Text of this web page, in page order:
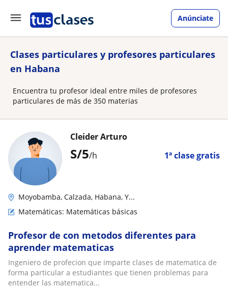
Anúnciate
Clases particulares y profesores particulares
en Habana
Encuentra tu profesor ideal entre miles de profesores
particulares de más de 350 materias
S/5/h 1ª clase gratis
Cleider Arturo
Moyobamba, Calzada, Habana, Y...
Matemáticas: Matemáticas básicas
Profesor de con metodos diferentes para
aprender matematicas
Ingeniero de profecion que imparte clases de matematica de
forma particular a estudiantes que tienen problemas para
entender las matematica...